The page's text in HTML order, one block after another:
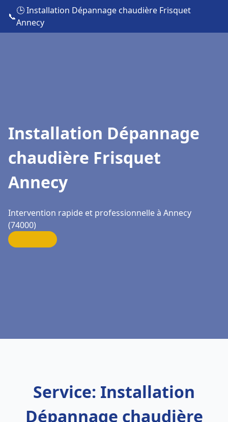
📞
🕒 Installation Dépannage chaudière Frisquet
Annecy
Installation Dépannage
chaudière Frisquet
Annecy
Intervention rapide et professionnelle à Annecy
(74000)
Service: Installation
Dépannage chaudière